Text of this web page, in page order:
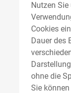
Nutzen
Cookies
Dauer des
ohne die
Sie